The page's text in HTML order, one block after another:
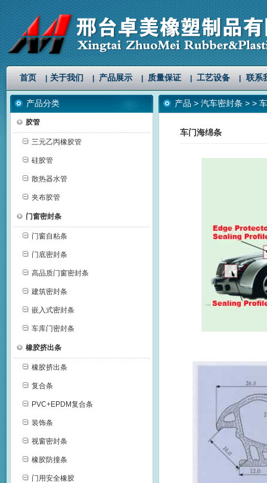
首页 关于我们 产品展示 质量保证| 工艺设备 联系
产品分类
胶管
三元乙丙橡胶管
硅胶管
散热器水管
夹布胶管
门窗密封条
门窗自粘条
门底密封条
高品质门窗密封条
建筑密封条
嵌入式密封条
车库门密封条
橡胶挤出条
橡胶挤出条
复合条
PVC+EPDM复合条
装饰条
视窗密封条
橡胶防撞条
门用安全橡胶
产品 > 汽车密封条 > >
车门海绵条